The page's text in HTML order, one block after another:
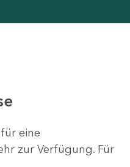
eine
zur Verfügung. Für